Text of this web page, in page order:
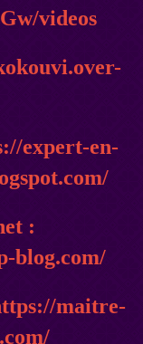
videos
expert-en-
:
blog.com/
maitre-